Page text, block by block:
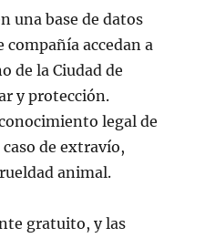
una base de datos
compañía accedan a
de la Ciudad de
y protección.
legal de
de extravío,
animal.
gratuito, y las